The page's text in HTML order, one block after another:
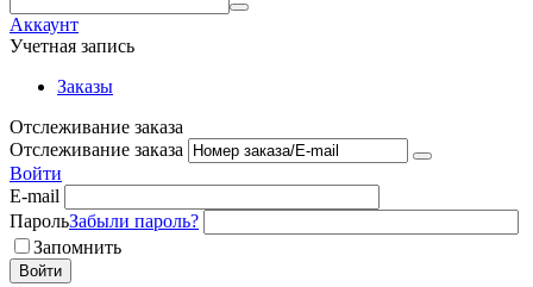
Аккаунт
Учетная запись
Заказы
Отслеживание заказа
Отслеживание заказа
Войти
E-mail
ПарольЗабыли пароль?
Запомнить
Войти